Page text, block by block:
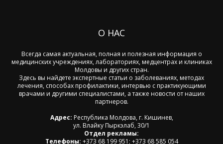
О НАС
Всегда самая актуальная, полная и полезная информация о
медицинских учреждениях, лабораториях, медцентрах и клиниках
Молдовы и других стран.
Здесь вы найдете экспертные статьи о заболеваниях, методах
лечения, способах профилактики, интервью с практикующими
врачами и другими специалистами, а также новости от наших
партнеров.
Адрес: Республика Молдова, г. Кишинев,
ул. Влайку Пыркэлаб, 30/1
Отдел рекламы:
Телефоны: +373 68 199 951; +373 68 585 054